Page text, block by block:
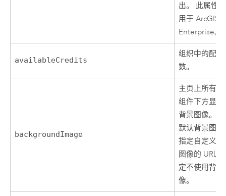
出。 此属性
用于ArcGIS
Enterprise。
availableCredits
组织中的配额
数。
backgroundImage
主页上所有其
组件下方显示
背景图像。
默认背景图像
指定自定义背
图像的 URL
定不使用背景
像。